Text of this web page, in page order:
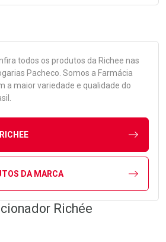
todos os produtos da Richee nas
Pacheco. Somos a Farmácia
a maior variedade e qualidade do
DA MARCA
Richée